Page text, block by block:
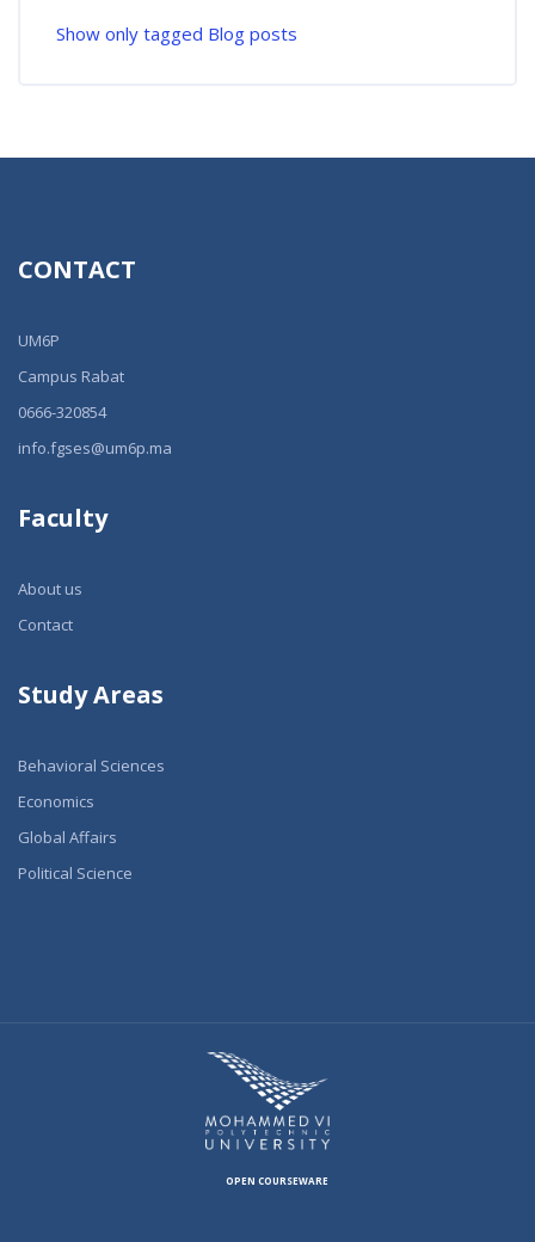
Show only tagged Blog posts
CONTACT
UM6P
Campus Rabat
0666-320854
info.fgses@um6p.ma
Faculty
About us
Contact
Study Areas
Behavioral Sciences
Economics
Global Affairs
Political Science
OPEN COURSEWARE